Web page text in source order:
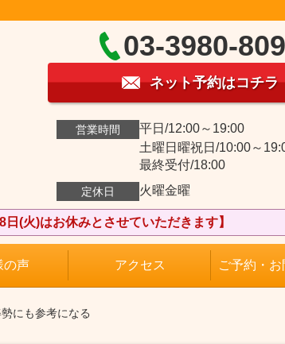
03-3980-
ネット予約はコチラ
営業時間
平日/12:00～19:00
土曜日曜祝日/10:00～
最終受付/18:00
定休日 火曜金曜
(火)はお休みとさせていただきます】
の声 アクセス ご予約・
にも参考になる